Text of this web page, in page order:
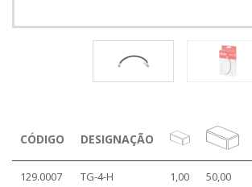
CÓDIGO DESIGNAÇÃO
129.0007 TG-4-H 1,00 50,00